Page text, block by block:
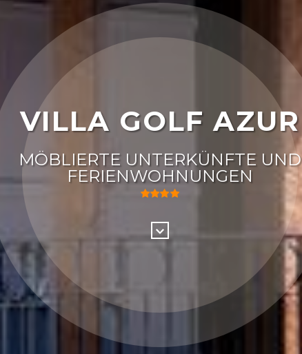
VILLA GOLF AZUR
MÖBLIERTE UNTERKÜNFTE UND
FERIENWOHNUNGEN